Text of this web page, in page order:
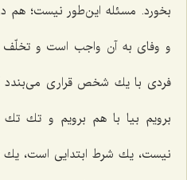
بخورد. مسئله این‌طور نیست؛
و وفای به آن واجب است و تخلّف
فردی با یك شخص قراری می‌بندد
برویم بیا با هم برویم و تك تك
نیست، یك شرط ابتدایی است، یك